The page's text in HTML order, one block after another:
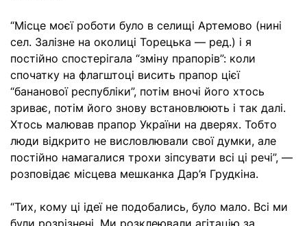
“Місце моєї роботи було в селищі Артемово (нині
сел. Залізне на околиці Торецька — ред.) і я
постійно спостерігала “зміну прапорів”: коли
спочатку на флагштоці висить прапор цієї
“бананової республіки”, потім вночі його хтось
зриває, потім його знову встановлюють і так далі.
Хтось малював прапор України на дверях. Тобто
люди відкрито не висловлювали свої думки, але
постійно намагалися трохи зіпсувати всі ці речі”, —
розповідає місцева мешканка Дар’я Грудкіна.
“Тих, кому ці ідеї не подобались, було мало. Всі ми
були розрізнені. Ми розклеювали агітацію за